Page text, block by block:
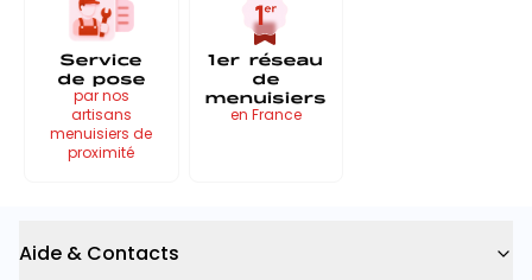
Service
de pose
par nos
artisans
menuisiers de
proximité
1er réseau
de
menuisiers
en France
Aide & Contacts